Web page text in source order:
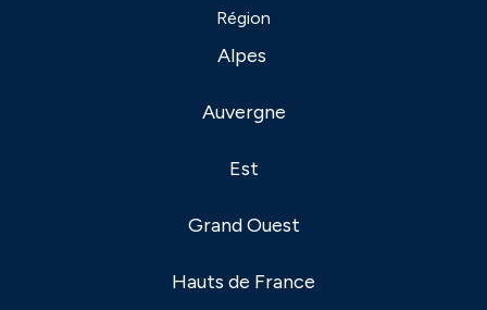
Région
Alpes
Auvergne
Est
Grand Ouest
Hauts de France